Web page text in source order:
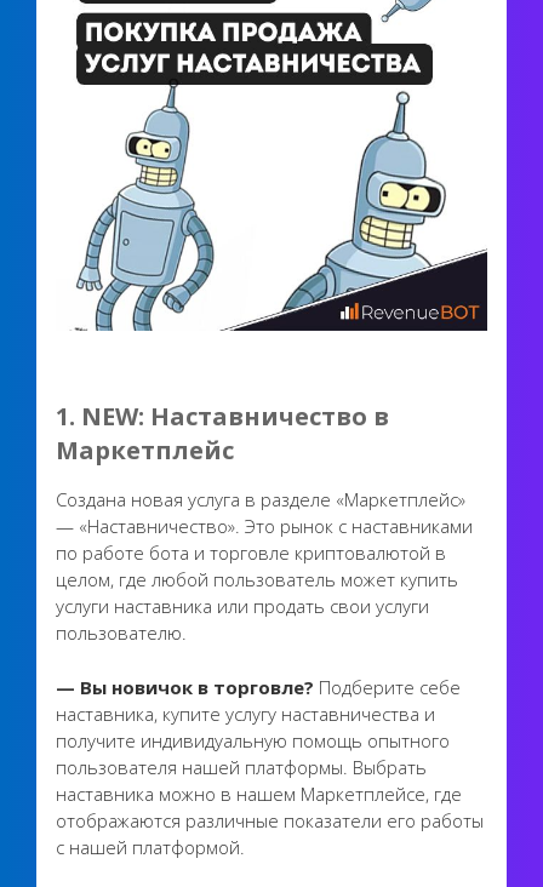
1. NEW: Наставничество в
Маркетплейс
Создана новая услуга в разделе «Маркетплейс»
— «Наставничество». Это рынок с наставниками
по работе бота и торговле криптовалютой в
целом, где любой пользователь может купить
услуги наставника или продать свои услуги
пользователю.
— Вы новичок в торговле? Подберите себе
наставника, купите услугу наставничества и
получите индивидуальную помощь опытного
пользователя нашей платформы. Выбрать
наставника можно в нашем Маркетплейсе, где
отображаются различные показатели его работы
с нашей платформой.